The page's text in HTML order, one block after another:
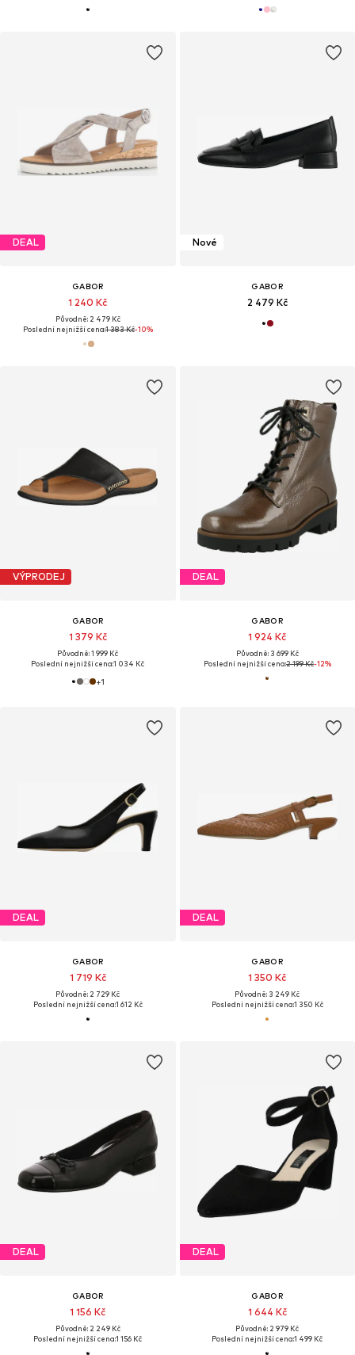
DEAL
GABOR
1 240 Kč
Původně: 2 479 Kč
Poslední nejnižší cena:1 383 Kč-10%
Nové
GABOR
2 479 Kč
VÝPRODEJ
GABOR
1 379 Kč
Původně: 1 999 Kč
Poslední nejnižší cena:1 034 Kč
+1
DEAL
GABOR
1 924 Kč
Původně: 3 699 Kč
Poslední nejnižší cena:2 199 Kč-12%
DEAL
GABOR
1 719 Kč
Původně: 2 729 Kč
Poslední nejnižší cena:1 612 Kč
DEAL
GABOR
1 350 Kč
Původně: 3 249 Kč
Poslední nejnižší cena:1 350 Kč
DEAL
GABOR
1 156 Kč
Původně: 2 249 Kč
Poslední nejnižší cena:1 156 Kč
DEAL
GABOR
1 644 Kč
Původně: 2 979 Kč
Poslední nejnižší cena:1 499 Kč